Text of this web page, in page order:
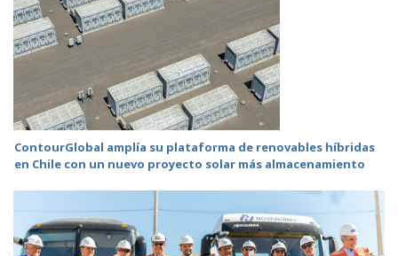
ContourGlobal amplía su plataforma de renovables híbridas
en Chile con un nuevo proyecto solar más almacenamiento